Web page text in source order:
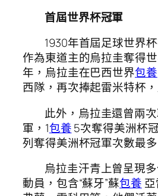
首屆世界杯冠軍
1930年首屆足球世界
作為東道主的烏拉圭奪得
年，烏拉圭在巴西世界包養
西隊，再次捧起雷米特杯，
此外，烏拉圭還曾兩
軍，1包養5次奪得美洲杯
列奪得美洲杯冠軍次數最多
烏拉圭汗青上曾呈現
動員，包含“蘇牙”蘇包養